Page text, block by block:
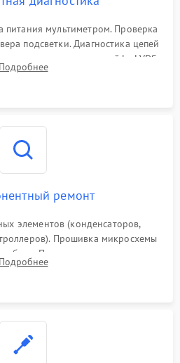
мультиметром. Проверка
подсветки. Диагностика цепей
сигналов на шлейфе LVDS
Подробнее
ремонт
элементов (конденсаторов,
Прошивка микросхемы
сбоях. При поломке подсветки —
выгоревших светодиодов.
Подробнее